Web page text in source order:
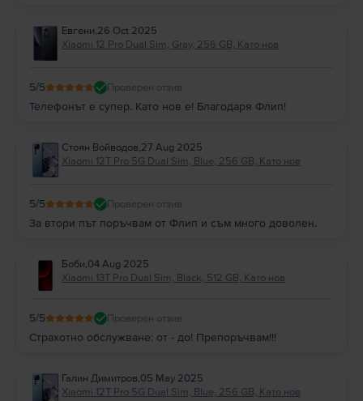
Евгени,26 Oct 2025
Xiaomi 12 Pro Dual Sim, Gray, 256 GB, Като нов
5/5 Проверен отзив
Телефонът е супер. Като нов е! Благодаря Флип!
Стоян Войводов,27 Aug 2025
Xiaomi 12T Pro 5G Dual Sim, Blue, 256 GB, Като нов
5/5 Проверен отзив
За втори път поръчвам от Флип и съм много доволен.
Боби,04 Aug 2025
Xiaomi 13T Pro Dual Sim, Black, 512 GB, Като нов
5/5 Проверен отзив
Страхотно обслужване: от - до! Препоръчвам!!!
Галин Димитров,05 May 2025
Xiaomi 12T Pro 5G Dual Sim, Blue, 256 GB, Като нов